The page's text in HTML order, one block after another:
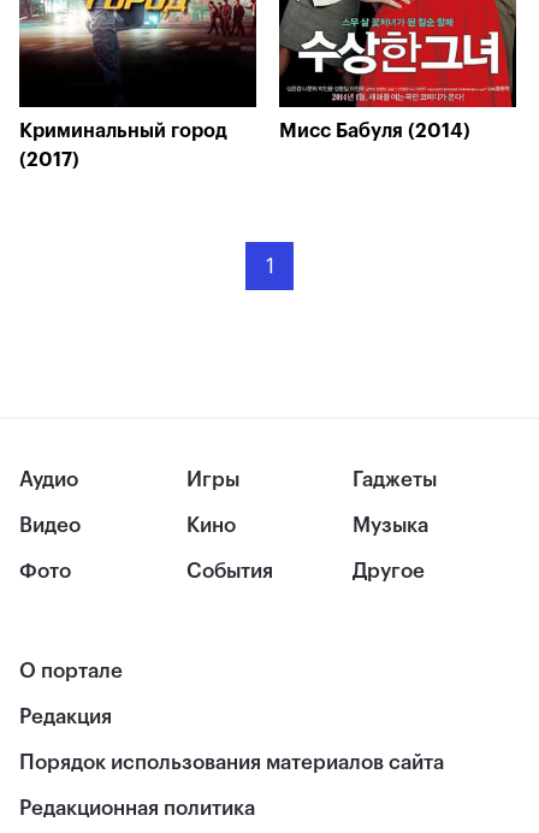
Криминальный город
(2017)
Мисс Бабуля (2014)
1
Аудио
Видео
Фото
Игры
Кино
События
Гаджеты
Музыка
Другое
О портале
Редакция
Порядок использования материалов сайта
Редакционная политика